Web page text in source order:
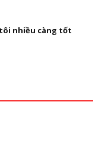
tôi nhiều càng tốt